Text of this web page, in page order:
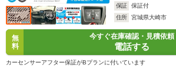
保証
保証付
住所
宮城県大崎市
無
料
今すぐ在庫確認・見積依頼
電話する
カーセンサーアフター保証がBプランに付いています